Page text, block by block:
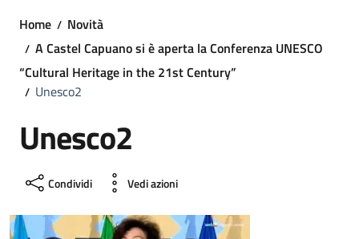
Home
Novità
A Castel Capuano si è aperta la Conferenza UNESCO
“Cultural Heritage in the 21st Century”
Unesco2
Unesco2
Condividi Vedi azioni